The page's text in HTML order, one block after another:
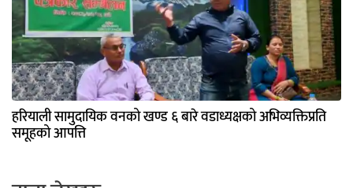
हरियाली सामुदायिक वनको खण्ड ६ बारे वडाध्यक्षको अभिव्यक्तिप्रति
समूहको आपत्ति